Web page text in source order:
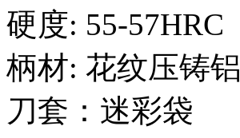
硬度: 55-57HRC
柄材: 花纹压铸铝
刀套：迷彩袋